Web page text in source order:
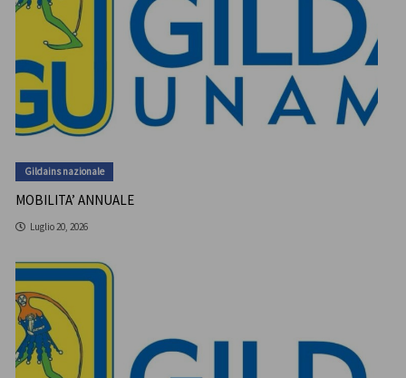
Gildains nazionale
MOBILITA’ ANNUALE
Luglio 20, 2026